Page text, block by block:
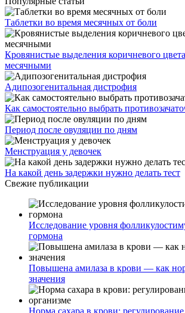
Таблетки во время месячных от боли
Кровянистые выделения коричневого
месячными
Адипозогенитальная дистрофия
Как самостоятельно выбрать
Период после овуляции по дням
Менструация у девочек
На какой день задержки нужно делать тест
Свежие публикации
Исследование уровня
гормона
Повышена амилаза в крови — как
значения
Норма сахара в крови: регулирование